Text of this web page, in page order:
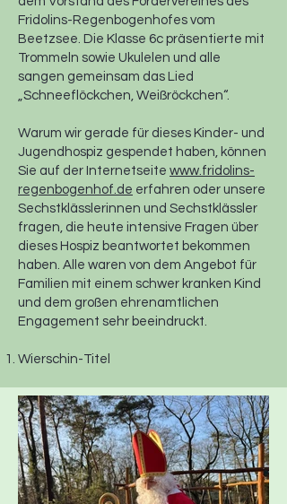
Fridolins-Regenbogenhofes vom
Beetzsee. Die Klasse 6c präsentierte mit
Trommeln sowie Ukulelen und alle
sangen gemeinsam das Lied
„Schneeflöckchen, Weißröckchen“.
Warum wir gerade für dieses Kinder- und
Jugendhospiz gespendet haben, können
Sie auf der Internetseite www.fridolins-
regenbogenhof.de erfahren oder unsere
Sechstklässlerinnen und Sechstklässler
fragen, die heute intensive Fragen über
dieses Hospiz beantwortet bekommen
haben. Alle waren von dem Angebot für
Familien mit einem schwer kranken Kind
und dem großen ehrenamtlichen
Engagement sehr beeindruckt.
Wierschin-Titel